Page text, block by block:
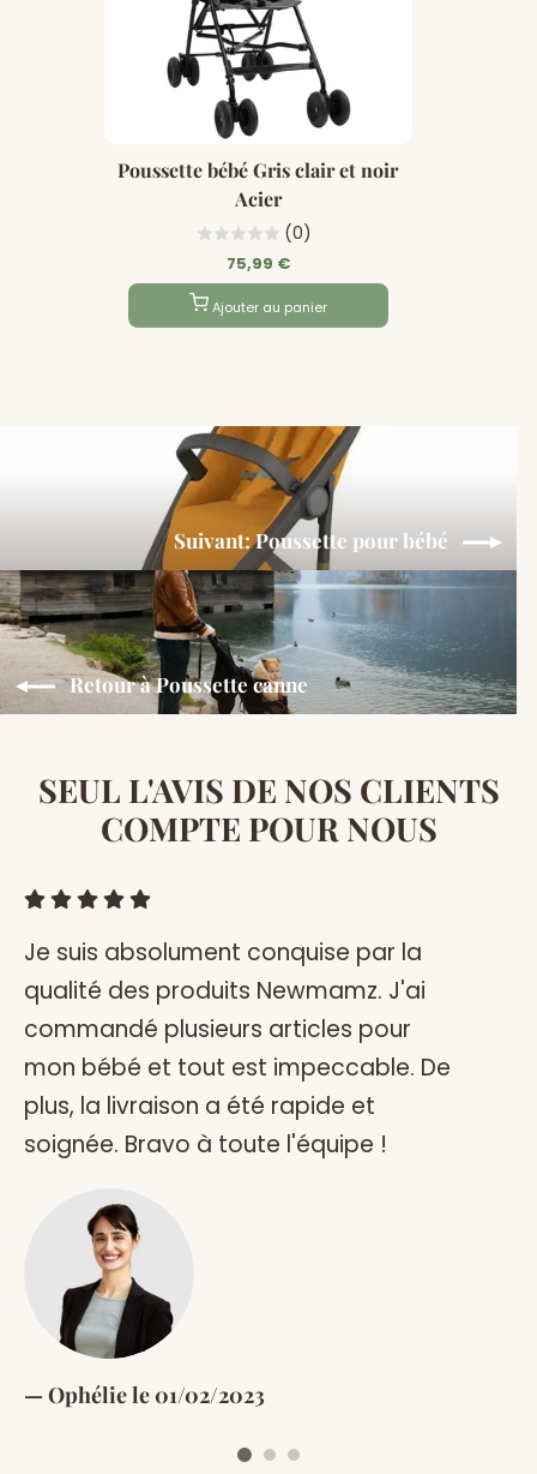
Poussette bébé Gris clair et noir
Acier
(0)
75,99 €
Ajouter au panier
Suivant: Poussette pour bébé
Retour à Poussette canne
SEUL L'AVIS DE NOS CLIENTS
COMPTE POUR NOUS
Je suis absolument conquise par la
qualité des produits Newmamz. J'ai
commandé plusieurs articles pour
mon bébé et tout est impeccable. De
plus, la livraison a été rapide et
soignée. Bravo à toute l'équipe !
Ophélie le 01/02/2023